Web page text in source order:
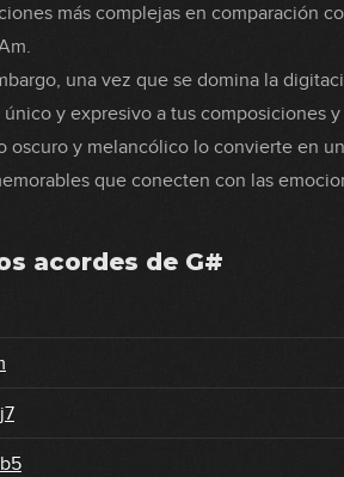
más complejas en comparación
una vez que se domina la
y expresivo a tus composiciones
oscuro y melancólico lo convierte en
que conecten con las
acordes de G#